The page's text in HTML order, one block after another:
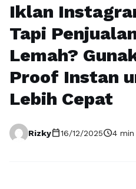
Iklan
Tapi
Lemah?
Proof Instan
Lebih Cepat
Rizkycalendar_today16/12/2025schedule4 min